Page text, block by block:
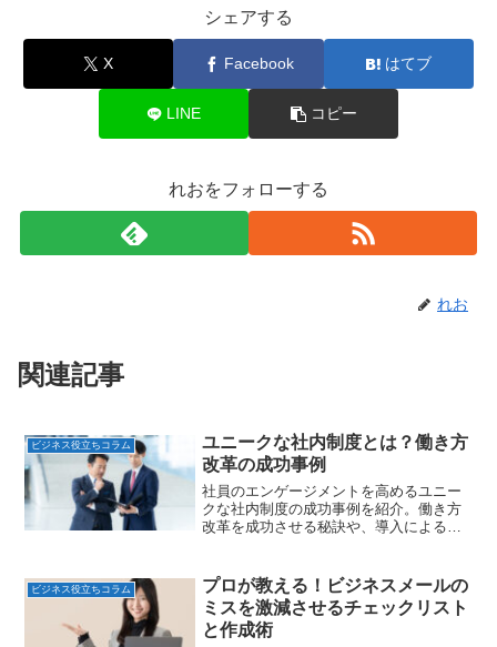
シェアする
X Facebook はてブ
LINE コピー
れおをフォローする
れお
関連記事
ビジネス役立ちコラム
ユニークな社内制度とは？働き方
改革の成功事例
社員のエンゲージメントを高めるユニー
クな社内制度の成功事例を紹介。働き方
改革を成功させる秘訣や、導入による採
ビジネス役立ちコラム
プロが教える！ビジネスメールの
ミスを激減させるチェックリスト
と作成術